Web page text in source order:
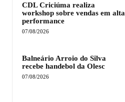
CDL Criciúma realiza
workshop sobre vendas em alta
performance
07/08/2026
Balneário Arroio do Silva
recebe handebol da Olesc
07/08/2026